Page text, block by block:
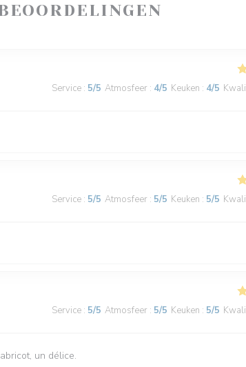
Service : 5/5 Atmosfeer : 4/5 Keuken : 4/5
Service : 5/5 Atmosfeer : 5/5 Keuken : 5/5
Service : 5/5 Atmosfeer : 5/5 Keuken : 5/5
un délice.